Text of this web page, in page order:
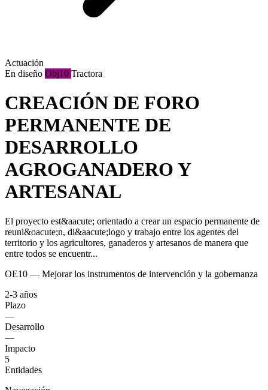
Actuación
En diseño Obj10 Tractora
CREACIÓN DE FORO
PERMANENTE DE
DESARROLLO
AGROGANADERO Y
ARTESANAL
El proyecto est&aacute; orientado a crear un espacio permanente de
reuni&oacute;n, di&aacute;logo y trabajo entre los agentes del
territorio y los agricultores, ganaderos y artesanos de manera que
entre todos se encuentr...
OE10 — Mejorar los instrumentos de intervención y la gobernanza
2-3 años
Plazo
—
Desarrollo
—
Impacto
5
Entidades